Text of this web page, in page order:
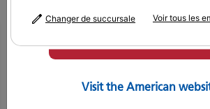
Visit the American
Changer de succursale Voir tous les